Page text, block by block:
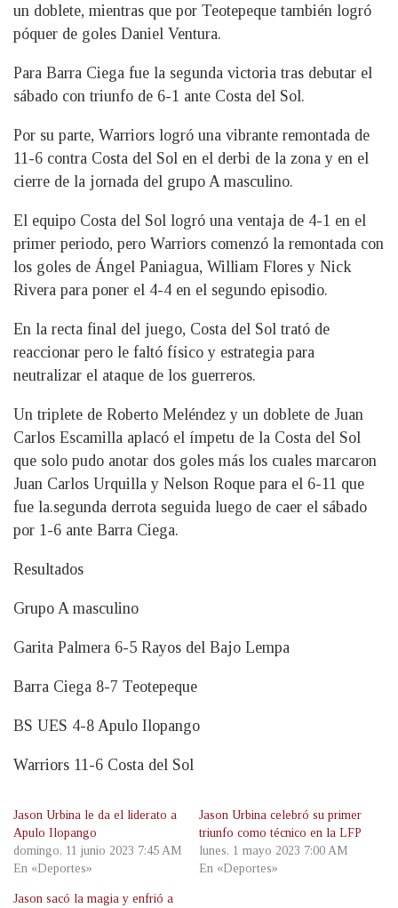
un doblete, mientras que por Teotepeque también logró
póquer de goles Daniel Ventura.
Para Barra Ciega fue la segunda victoria tras debutar el
sábado con triunfo de 6-1 ante Costa del Sol.
Por su parte, Warriors logró una vibrante remontada de
11-6 contra Costa del Sol en el derbi de la zona y en el
cierre de la jornada del grupo A masculino.
El equipo Costa del Sol logró una ventaja de 4-1 en el
primer periodo, pero Warriors comenzó la remontada con
los goles de Ángel Paniagua, William Flores y Nick
Rivera para poner el 4-4 en el segundo episodio.
En la recta final del juego, Costa del Sol trató de
reaccionar pero le faltó físico y estrategia para
neutralizar el ataque de los guerreros.
Un triplete de Roberto Meléndez y un doblete de Juan
Carlos Escamilla aplacó el ímpetu de la Costa del Sol
que solo pudo anotar dos goles más los cuales marcaron
Juan Carlos Urquilla y Nelson Roque para el 6-11 que
fue la.segunda derrota seguida luego de caer el sábado
por 1-6 ante Barra Ciega.
Resultados
Grupo A masculino
Garita Palmera 6-5 Rayos del Bajo Lempa
Barra Ciega 8-7 Teotepeque
BS UES 4-8 Apulo Ilopango
Warriors 11-6 Costa del Sol
Jason Urbina le da el liderato a
Apulo Ilopango
domingo, 11 junio 2023 7:45 AM
En «Deportes»
Jason Urbina celebró su primer
triunfo como técnico en la LFP
lunes, 1 mayo 2023 7:00 AM
En «Deportes»
Jason sacó la magia y enfrió a